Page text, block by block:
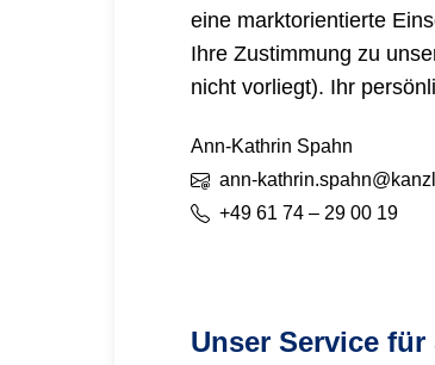
eine marktorientierte
Ihre Zustimmung zu
nicht vorliegt). Ihr
Ann-Kathrin Spahn
ann-
+49 61 74 – 29 00 19
Unser Service für